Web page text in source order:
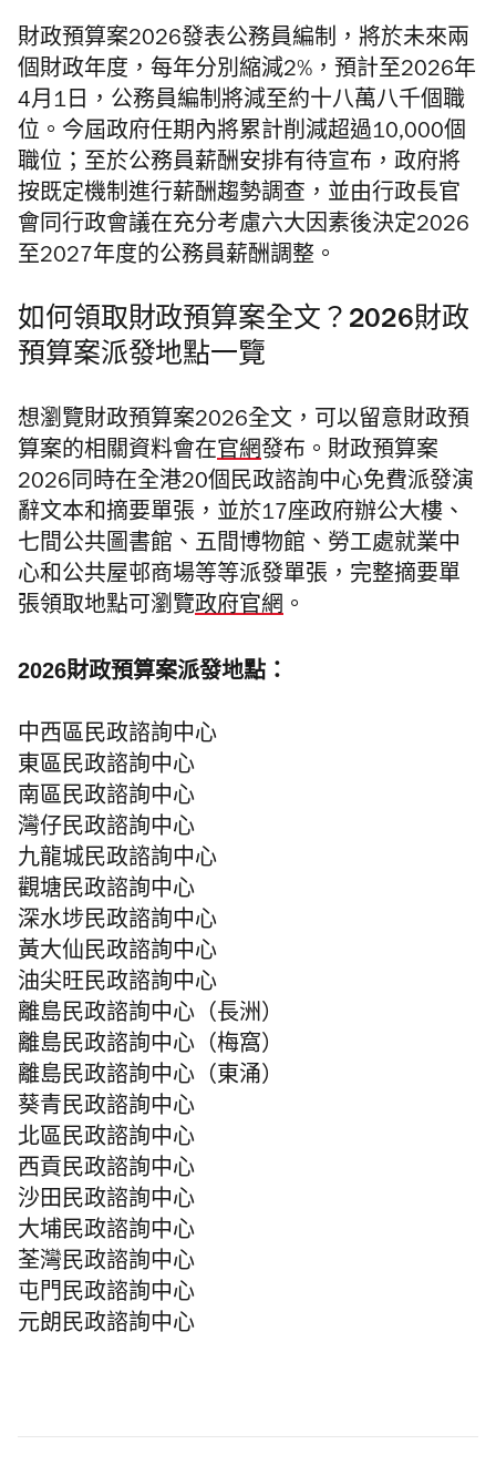
財政預算案2026發表公務員編制，將於未來兩
個財政年度，每年分別縮減2%，預計至2026年
4月1日，公務員編制將減至約十八萬八千個職
位。今屆政府任期內將累計削減超過10,000個
職位；至於公務員薪酬安排有待宣布，政府將
按既定機制進行薪酬趨勢調查，並由行政長官
會同行政會議在充分考慮六大因素後決定2026
至2027年度的公務員薪酬調整。
如何領取財政預算案全文？2026財政
預算案派發地點一覽
想瀏覽財政預算案2026全文，可以留意財政預
算案的相關資料會在官網發布。財政預算案
2026同時在全港20個民政諮詢中心免費派發演
辭文本和摘要單張，並於17座政府辦公大樓、
七間公共圖書館、五間博物館、勞工處就業中
心和公共屋邨商場等等派發單張，完整摘要單
張領取地點可瀏覽政府官網 。
2026財政預算案派發地點：
中西區民政諮詢中心
東區民政諮詢中心
南區民政諮詢中心
灣仔民政諮詢中心
九龍城民政諮詢中心
觀塘民政諮詢中心
深水埗民政諮詢中心
黃大仙民政諮詢中心
油尖旺民政諮詢中心
離島民政諮詢中心（長洲）
離島民政諮詢中心（梅窩）
離島民政諮詢中心（東涌）
葵青民政諮詢中心
北區民政諮詢中心
西貢民政諮詢中心
沙田民政諮詢中心
大埔民政諮詢中心
荃灣民政諮詢中心
屯門民政諮詢中心
元朗民政諮詢中心